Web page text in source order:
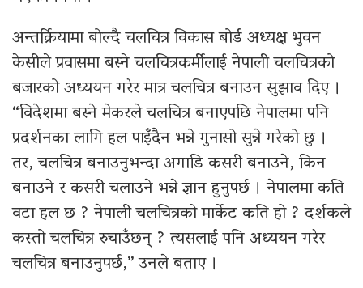
अन्तर्क्रियामा बोल्दै चलचित्र विकास बोर्ड अध्यक्ष भुवन
केसीले प्रवासमा बस्ने चलचित्रकर्मीलाई नेपाली चलचित्रको
बजारको अध्ययन गरेर मात्र चलचित्र बनाउन सुझाव दिए ।
“विदेशमा बस्ने मेकरले चलचित्र बनाएपछि नेपालमा पनि
प्रदर्शनका लागि हल पाइँदैन भन्ने गुनासो सुन्ने गरेको छु ।
तर, चलचित्र बनाउनुभन्दा अगाडि कसरी बनाउने, किन
बनाउने र कसरी चलाउने भन्ने ज्ञान हुनुपर्छ । नेपालमा कति
वटा हल छ ? नेपाली चलचित्रको मार्केट कति हो ? दर्शकले
कस्तो चलचित्र रुचाउँछन् ? त्यसलाई पनि अध्ययन गरेर
चलचित्र बनाउनुपर्छ,” उनले बताए ।